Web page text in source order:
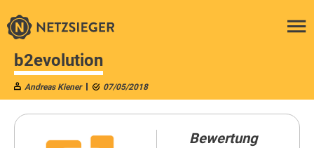
b2evolution
Andreas Kiener 07/05/2018
Bewertung